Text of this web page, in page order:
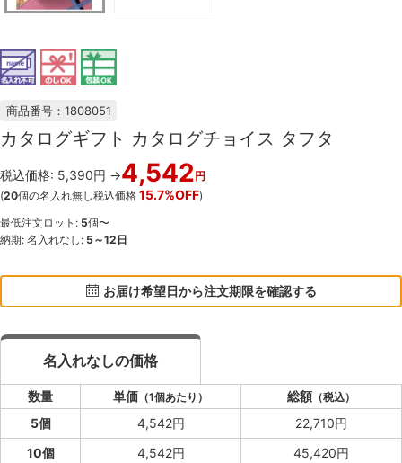
商品番号：1808051
カタログギフト カタログチョイス タフタ
税込価格: 5,390円 →4,542円
(20個の名入れ無し税込価格 15.7%OFF)
最低注文ロット: 5個〜
納期: 名入れなし: 5～12日
お届け希望日から注文期限を確認する
名入れなしの価格
数量 単価 （1個あたり） 総額 （税込）
5個 4,542円
22,710円
10個
4,542円
45,420円